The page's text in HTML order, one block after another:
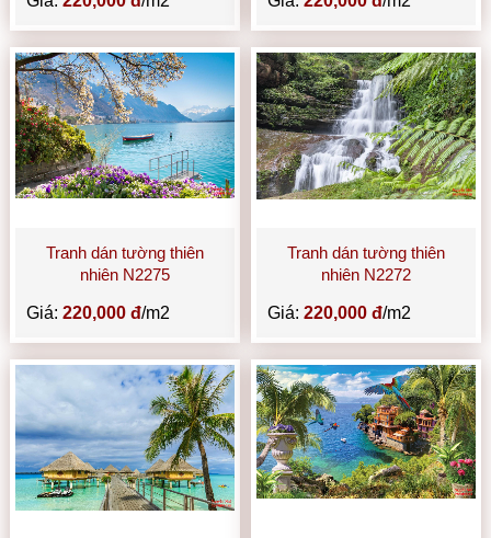
Tranh dán tường thiên
nhiên N2275
Giá:220,000 đ/m2
Tranh dán tường thiên
nhiên N2272
Giá: 220,000 đ/m2